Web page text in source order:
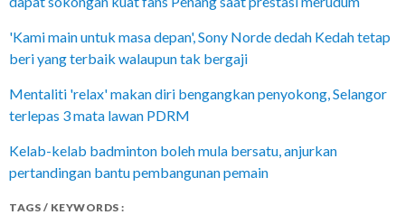
'Kami main untuk masa depan', Sony Norde dedah Kedah tetap
beri yang terbaik walaupun tak bergaji
Mentaliti 'relax' makan diri bengangkan penyokong, Selangor
terlepas 3 mata lawan PDRM
Kelab-kelab badminton boleh mula bersatu, anjurkan
pertandingan bantu pembangunan pemain
TAGS / KEYWORDS :